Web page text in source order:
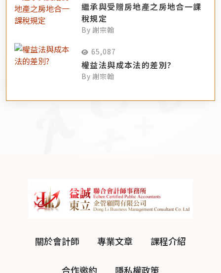
繼承與受贈房地產之房地合一課
稅規定
By 謝宗翰
65,087
權益法與成本法的差別?
By 謝宗翰
關於會計師 專業文章 課程介紹
合作邀約 隱私權政策